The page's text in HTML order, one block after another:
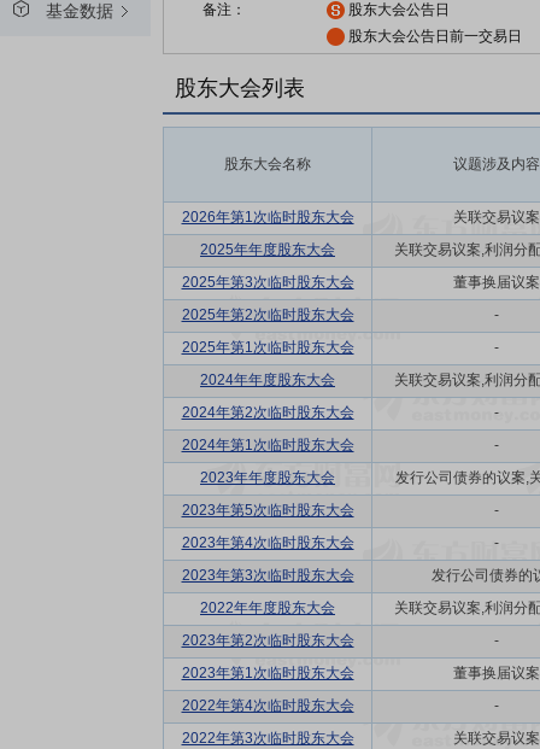
基金数据 备注：
股东大会公告日
股东大会公告日前一交易日
股东大会列表
股东大会名称 议题涉及内容
2026年第1次临时股东大会
关联交易议案
2025年年度股东大会
关联交易议案,利润分
2025年第3次临时股东大会
董事换届议案
2025年第2次临时股东大会
-
2025年第1次临时股东大会
-
2024年年度股东大会
关联交易议案,利润分
2024年第2次临时股东大会
-
2024年第1次临时股东大会
-
2023年年度股东大会
发行公司债券的议案,
2023年第5次临时股东大会
-
2023年第4次临时股东大会
-
2023年第3次临时股东大会
发行公司债券的
2022年年度股东大会
关联交易议案,利润分
2023年第2次临时股东大会
-
2023年第1次临时股东大会
董事换届议案
2022年第4次临时股东大会
-
2022年第3次临时股东大会
关联交易议案